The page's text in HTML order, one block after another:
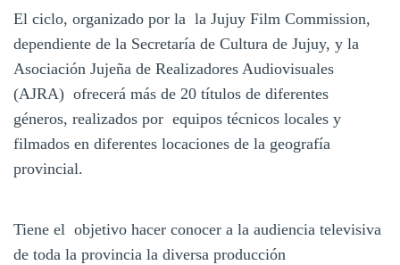
El ciclo, organizado por la la Jujuy Film Commission,
dependiente de la Secretaría de Cultura de Jujuy, y la
Asociación Jujeña de Realizadores Audiovisuales
(AJRA) ofrecerá más de 20 títulos de diferentes
géneros, realizados por equipos técnicos locales y
filmados en diferentes locaciones de la geografía
provincial.
Tiene el objetivo hacer conocer a la audiencia televisiva
de toda la provincia la diversa producción